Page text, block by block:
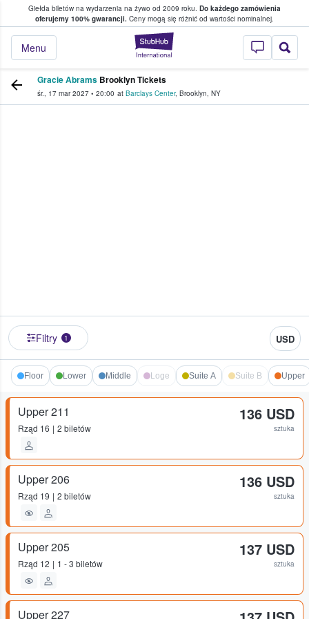
Giełda biletów na wydarzenia na żywo od 2009 roku. Do każdego zamówienia
oferujemy 100% gwarancji. Ceny mogą się różnić od wartości nominalnej.
StubHub —
Menu
w którym fani i kibice kupują i
Gracie Abrams Brooklyn Tickets
śr., 17 mar 2027 • 20:00 at Barclays Center, Brooklyn, NY
Filtry 1 USD
Floor Lower Middle Loge Suite A Suite B Upper
Upper 211
Rząd 16 2 biletów
136 USD
sztuka
Upper 206
Rząd 19 2 biletów
136 USD
sztuka
Upper 205
Rząd 12 1 - 3 biletów
137 USD
sztuka
Upper 227